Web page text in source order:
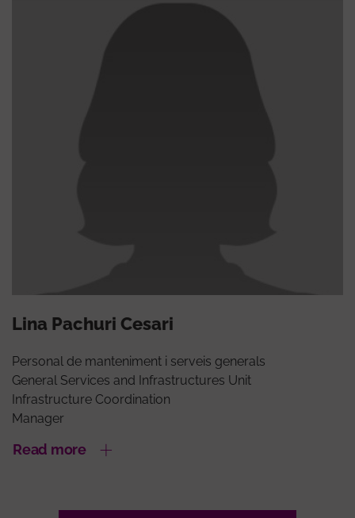
Lina Pachuri Cesari
Personal de manteniment i serveis generals
General Services and Infrastructures Unit
Infrastructure Coordination
Manager
Read more